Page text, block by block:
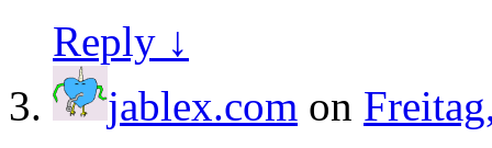
Reply ↓
jablex.com on